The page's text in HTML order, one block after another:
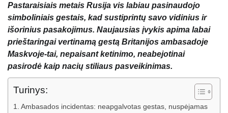
Pastaraisiais metais Rusija vis labiau pasinaudojo
simboliniais gestais, kad sustiprintų savo vidinius ir
išorinius pasakojimus. Naujausias įvykis apima labai
prieštaringai vertinamą gestą Britanijos ambasadoje
Maskvoje-tai, nepaisant ketinimo, neabejotinai
pasirodė kaip nacių stiliaus pasveikinimas.
Turinys:
Ambasados ​​incidentas: neapgalvotas gestas, nuspėjamas